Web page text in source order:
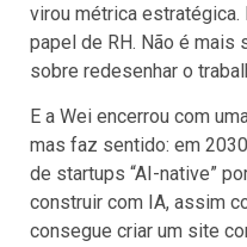
virou métrica
papel de RH. Não é mais
sobre redesenhar o
E a Wei encerrou com
mas faz sentido: em
de startups “AI-native”
construir com IA, assim
consegue criar um site